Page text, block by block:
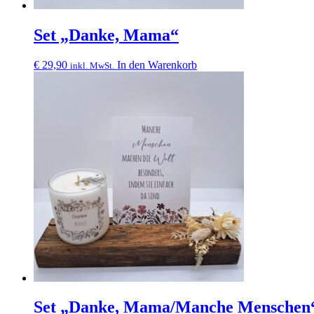
Set „Danke, Mama“
€ 29,90 inkl. MwSt. In den Warenkorb
Set „Danke, Mama/Manche